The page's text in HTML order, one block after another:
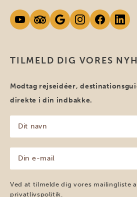
TILMELD DIG VORES
Modtag rejseidéer,
direkte i din indbakke.
navn
(Påkrævet)
mail
(Påkrævet)
Ved at tilmelde dig vores mailingliste
privatlivspolitik.